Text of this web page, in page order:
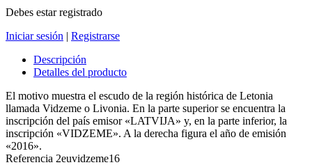
Debes estar registrado
Iniciar sesión | Registrarse
Descripción
Detalles del producto
El motivo muestra el escudo de la región histórica de Letonia
llamada Vidzeme o Livonia. En la parte superior se encuentra la
inscripción del país emisor «LATVIJA» y, en la parte inferior, la
inscripción «VIDZEME». A la derecha figura el año de emisión
«2016».
Referencia 2euvidzeme16